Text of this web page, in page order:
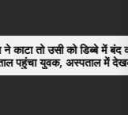
डिब्बे में बंद कर
में देखकर डॉक्टर